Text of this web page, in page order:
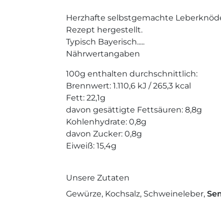
Herzhafte selbstgemachte
Rezept hergestellt.
Typisch Bayerisch.....
Nährwertangaben
100g enthalten durchschnittlich:
Brennwert: 1.110,6 kJ / 265,3 kcal
Fett: 22,1g
davon gesättigte Fettsäuren: 8,8g
Kohlenhydrate: 0,8g
davon Zucker: 0,8g
Eiweiß: 15,4g
Unsere Zutaten
Gewürze, Kochsalz, Schweineleber,